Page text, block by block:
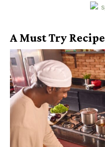
A Must Try Recipe